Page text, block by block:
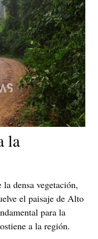
la
densa vegetación,
el paisaje de Alto
para la
a la región.